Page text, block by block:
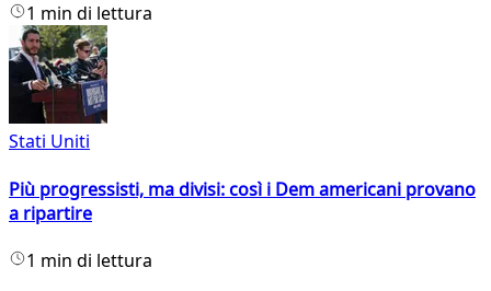
1 min di lettura
Stati Uniti
Più progressisti, ma divisi: così i Dem americani provano
a ripartire
1 min di lettura